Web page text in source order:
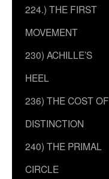
224.) THE FIRST
MOVEMENT
230) ACHILLE’S
HEEL
236) THE COST OF
DISTINCTION
240) THE PRIMAL
CIRCLE